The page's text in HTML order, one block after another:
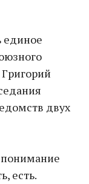
единое
Григорий
двух
понимание
есть.